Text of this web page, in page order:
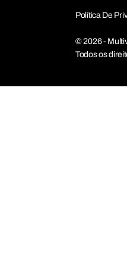
Política De
© 2026 -
Todos os